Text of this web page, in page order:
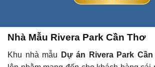
Nhà Mẫu Rivera Park Cần Thơ
Khu nhà mẫu Dự án Rivera Park